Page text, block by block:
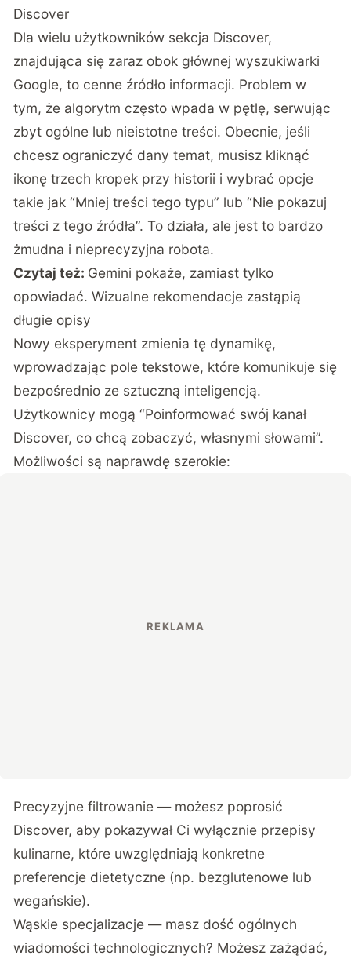
Discover
Dla wielu użytkowników sekcja Discover,
znajdująca się zaraz obok głównej wyszukiwarki
Google, to cenne źródło informacji. Problem w
tym, że algorytm często wpada w pętlę, serwując
zbyt ogólne lub nieistotne treści. Obecnie, jeśli
chcesz ograniczyć dany temat, musisz kliknąć
ikonę trzech kropek przy historii i wybrać opcje
takie jak “Mniej treści tego typu” lub “Nie pokazuj
treści z tego źródła”. To działa, ale jest to bardzo
żmudna i nieprecyzyjna robota.
Czytaj też: Gemini pokaże, zamiast tylko
opowiadać. Wizualne rekomendacje zastąpią
długie opisy
Nowy eksperyment zmienia tę dynamikę,
wprowadzając pole tekstowe, które komunikuje się
bezpośrednio ze sztuczną inteligencją.
Użytkownicy mogą “Poinformować swój kanał
Discover, co chcą zobaczyć, własnymi słowami”.
Możliwości są naprawdę szerokie:
Precyzyjne filtrowanie — możesz poprosić
Discover, aby pokazywał Ci wyłącznie przepisy
kulinarne, które uwzględniają konkretne
preferencje dietetyczne (np. bezglutenowe lub
wegańskie).
Wąskie specjalizacje — masz dość ogólnych
wiadomości technologicznych? Możesz zażądać,